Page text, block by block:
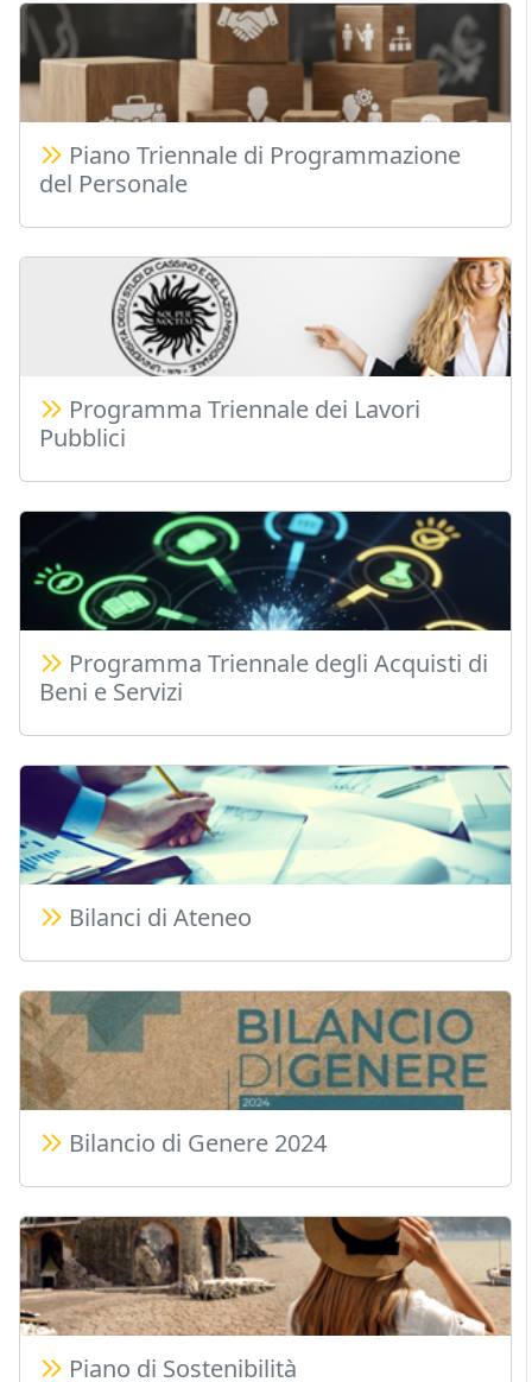
Piano Triennale di Programmazione
del Personale
Programma Triennale dei Lavori
Pubblici
Programma Triennale degli Acquisti di
Beni e Servizi
Bilanci di Ateneo
Bilancio di Genere 2024
Piano di Sostenibilità